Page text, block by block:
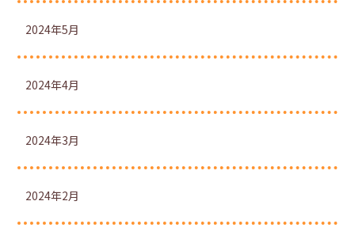
2024年5月
2024年4月
2024年3月
2024年2月